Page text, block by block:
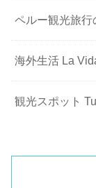
ペルー観光旅
海外生活 La
観光スポット